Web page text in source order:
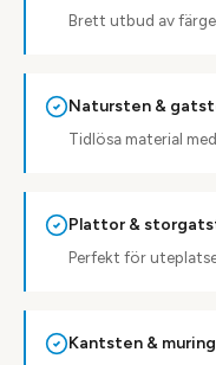
Brett utbud av
Natursten &
Tidlösa material
Plattor &
Perfekt för
Kantsten & muring